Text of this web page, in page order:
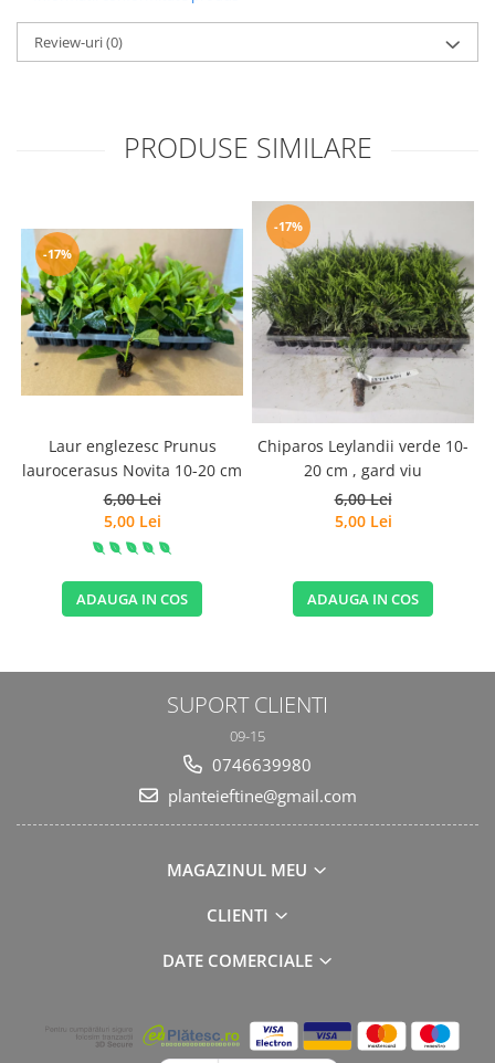
Review-uri(0)
PRODUSE SIMILARE
-17%
Laur englezesc Prunus
laurocerasus Novita 10-20 cm
6,00 Lei
5,00 Lei
ADAUGA IN COS
-17%
Chiparos Leylandii verde 10-
20 cm , gard viu
6,00 Lei
5,00 Lei
ADAUGA IN COS
SUPORT CLIENTI
09-15
0746639980
planteieftine@gmail.com
MAGAZINUL MEU
CLIENTI
DATE COMERCIALE